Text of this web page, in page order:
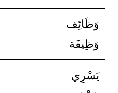
وَظَائِف
وَظِيفَة
يَسْرِي